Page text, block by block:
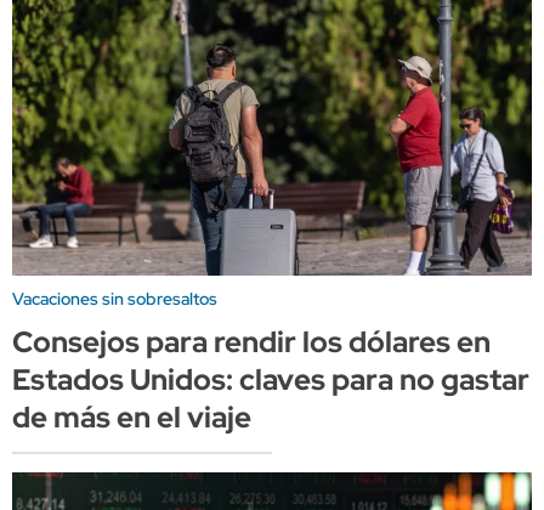
Vacaciones sin sobresaltos
Consejos para rendir los dólares en
Estados Unidos: claves para no gastar
de más en el viaje